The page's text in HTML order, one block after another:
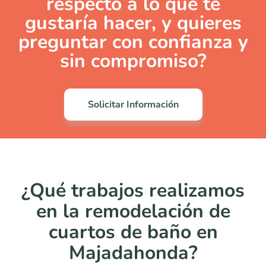
gustaría hacer, y quieres
preguntar con confianza y
sin compromiso?
Solicitar Información
¿Qué trabajos realizamos
en la remodelación de
cuartos de baño en
Majadahonda?